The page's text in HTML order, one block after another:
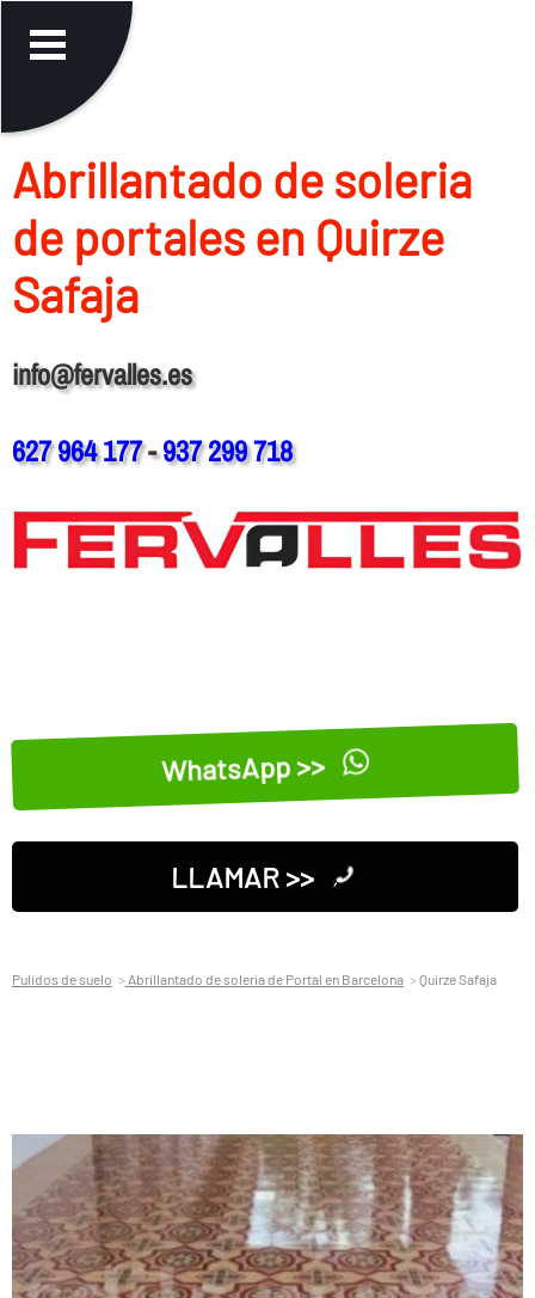
Abrillantado de soleria
de portales en Quirze
Safaja
info@fervalles.es
627 964 177-937 299 718
WhatsApp >>
LLAMAR >>
Pulidos de suelo Abrillantado de soleria de Portal en Barcelona Quirze Safaja